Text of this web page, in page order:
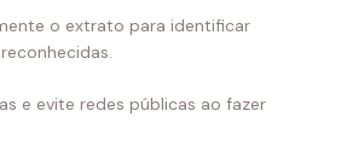
o extrato para identificar
e evite redes públicas ao fazer